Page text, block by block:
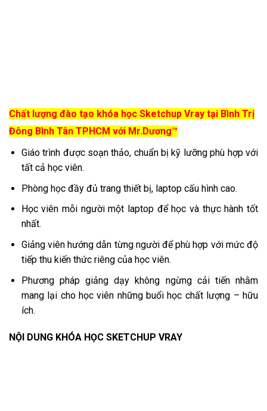
Chất lượng đào tạo khóa học Sketchup Vray tại Bình Trị
Đông Bình Tân TPHCM với Mr.Dương™
Giáo trình được soạn thảo, chuẩn bị kỹ lưỡng phù hợp với
tất cả học viên.
Phòng học đầy đủ trang thiết bị, laptop cấu hình cao.
Học viên mỗi người một laptop để học và thực hành tốt
nhất.
Giảng viên hướng dẫn từng người để phù hợp với mức độ
tiếp thu kiến thức riêng của học viên.
Phương pháp giảng dạy không ngừng cải tiến nhằm
mang lại cho học viên những buổi học chất lượng – hữu
ích.
NỘI DUNG KHÓA HỌC SKETCHUP VRAY